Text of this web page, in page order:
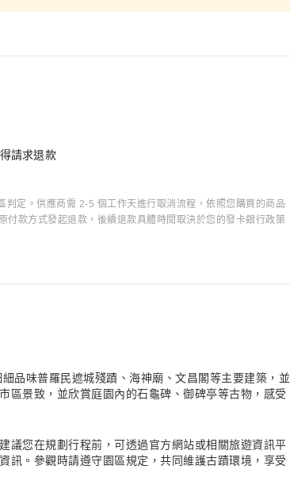
請求退款
定。供應商需 2-5 個工作天進行取消流程，依照您購買的商品
款方式發起退款，後續退款具體時間取決於您的發卡銀行政策
品味普羅民遮城殘蹟、海神廟、文昌閣等主要建築，並
區景致，並欣賞庭園內的石龜碑、御碑亭等古物，感受
議您在規劃行程前，可透過官方網站或相關旅遊資訊平
訊。參觀時請遵守園區規定，共同維護古蹟環境，享受